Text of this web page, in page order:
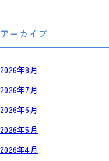
アーカイブ
2026年8月
2026年7月
2026年6月
2026年5月
2026年4月